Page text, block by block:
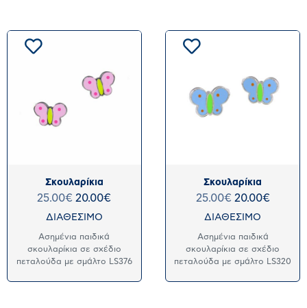
Σκουλαρίκια
25.00€ 20.00€
ΔΙΑΘΕΣΙΜΟ
Ασημένια παιδικά
σκουλαρίκια σε σχέδιο
πεταλούδα με σμάλτο LS376
Σκουλαρίκια
25.00€ 20.00€
ΔΙΑΘΕΣΙΜΟ
Ασημένια παιδικά
σκουλαρίκια σε σχέδιο
πεταλούδα με σμάλτο LS320